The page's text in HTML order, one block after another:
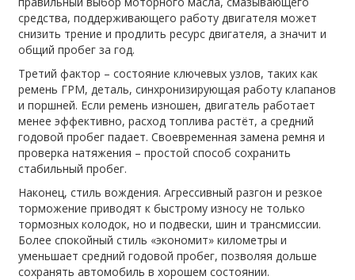
средства, поддерживающего работу двигателя может
снизить трение и продлить ресурс двигателя, а значит и
общий пробег за год.
Третий фактор – состояние ключевых узлов, таких как
ремень ГРМ, деталь, синхронизирующая работу клапанов
и поршней. Если ремень изношен, двигатель работает
менее эффективно, расход топлива растёт, а средний
годовой пробег падает. Своевременная замена ремня и
проверка натяжения – простой способ сохранить
стабильный пробег.
Наконец, стиль вождения. Агрессивный разгон и резкое
торможение приводят к быстрому износу не только
тормозных колодок, но и подвески, шин и трансмиссии.
Более спокойный стиль «экономит» километры и
уменьшает средний годовой пробег, позволяя дольше
сохранять автомобиль в хорошем состоянии.